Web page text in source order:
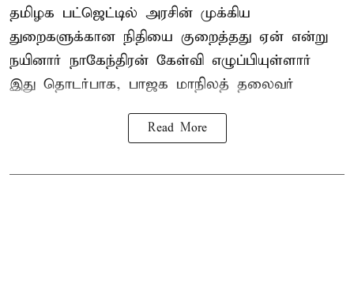
தமிழக பட்ஜெட்டில் அரசின் முக்கிய
துறைகளுக்கான நிதியை குறைத்தது ஏன் என்று
நயினார் நாகேந்திரன் கேள்வி எழுப்பியுள்ளார்
இது தொடர்பாக, பாஜக மாநிலத் தலைவர்
Read More